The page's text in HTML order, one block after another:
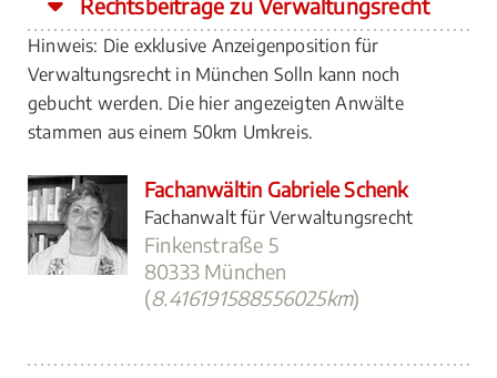
Rechtsbeiträge zu Verwaltungsrecht
Hinweis: Die exklusive Anzeigenposition für
Verwaltungsrecht in München Solln kann noch
gebucht werden. Die hier angezeigten Anwälte
stammen aus einem 50km Umkreis.
Fachanwältin Gabriele Schenk
Fachanwalt für Verwaltungsrecht
Finkenstraße 5
80333 München
(8.416191588556025km)